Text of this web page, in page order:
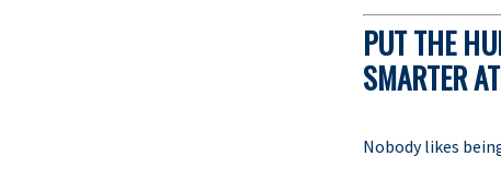
PUT THE
SMARTER
Nobody likes